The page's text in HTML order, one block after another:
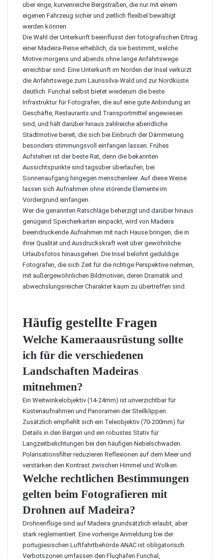
über enge, kurvenreiche Bergstraßen, die nur mit einem
eigenen Fahrzeug sicher und zeitlich flexibel bewältigt
werden können.
Die Wahl der Unterkunft beeinflusst den fotografischen Ertrag
einer Madeira-Reise erheblich, da sie bestimmt, welche
Motive morgens und abends ohne lange Anfahrtswege
erreichbar sind. Eine Unterkunft im Norden der Insel verkürzt
die Anfahrtswege zum Laurissilva-Wald und zur Nordküste
deutlich. Funchal selbst bietet wiederum die beste
Infrastruktur für Fotografen, die auf eine gute Anbindung an
Geschäfte, Restaurants und Transportmittel angewiesen
sind, und hält darüber hinaus zahlreiche abendliche
Stadtmotive bereit, die sich bei Einbruch der Dämmerung
besonders stimmungsvoll einfangen lassen. Frühes
Aufstehen ist der beste Rat, denn die bekannten
Aussichtspunkte sind tagsüber überlaufen, bei
Sonnenaufgang hingegen menschenleer. Auf diese Weise
lassen sich Aufnahmen ohne störende Elemente im
Vordergrund einfangen.
Wer die genannten Ratschläge beherzigt und darüber hinaus
genügend Speicherkarten einpackt, wird von Madeira
beeindruckende Aufnahmen mit nach Hause bringen, die in
ihrer Qualität und Ausdruckskraft weit über gewöhnliche
Urlaubsfotos hinausgehen. Die Insel belohnt geduldige
Fotografen, die sich Zeit für die richtige Perspektive nehmen,
mit außergewöhnlichen Bildmotiven, deren Dramatik und
abwechslungsreicher Charakter kaum zu übertreffen sind.
Häufig gestellte Fragen
Welche Kameraausrüstung sollte
ich für die verschiedenen
Landschaften Madeiras
mitnehmen?
Ein Weitwinkelobjektiv (14-24mm) ist unverzichtbar für
Küstenaufnahmen und Panoramen der Steilklippen.
Zusätzlich empfiehlt sich ein Teleobjektiv (70-200mm) für
Details in den Bergen und ein robustes Stativ für
Langzeitbelichtungen bei den häufigen Nebelschwaden.
Polarisationsfilter reduzieren Reflexionen auf dem Meer und
verstärken den Kontrast zwischen Himmel und Wolken.
Welche rechtlichen Bestimmungen
gelten beim Fotografieren mit
Drohnen auf Madeira?
Drohnenflüge sind auf Madeira grundsätzlich erlaubt, aber
stark reglementiert. Eine vorherige Anmeldung bei der
portugiesischen Luftfahrtbehörde ANAC ist obligatorisch.
Verbotszonen umfassen den Flughafen Funchal,